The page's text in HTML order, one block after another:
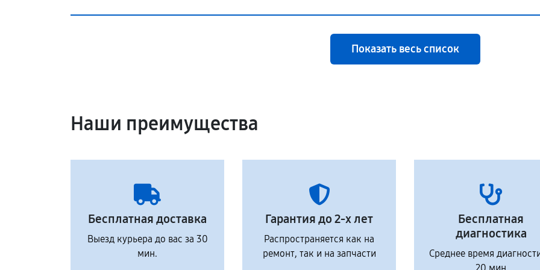
Показать весь список
Наши преимущества
Бесплатная доставка
Выезд курьера до вас за 30
мин.
Гарантия до 2-х лет
Распространяется как на
ремонт, так и на запчасти
Бесплатная
диагностика
Среднее время